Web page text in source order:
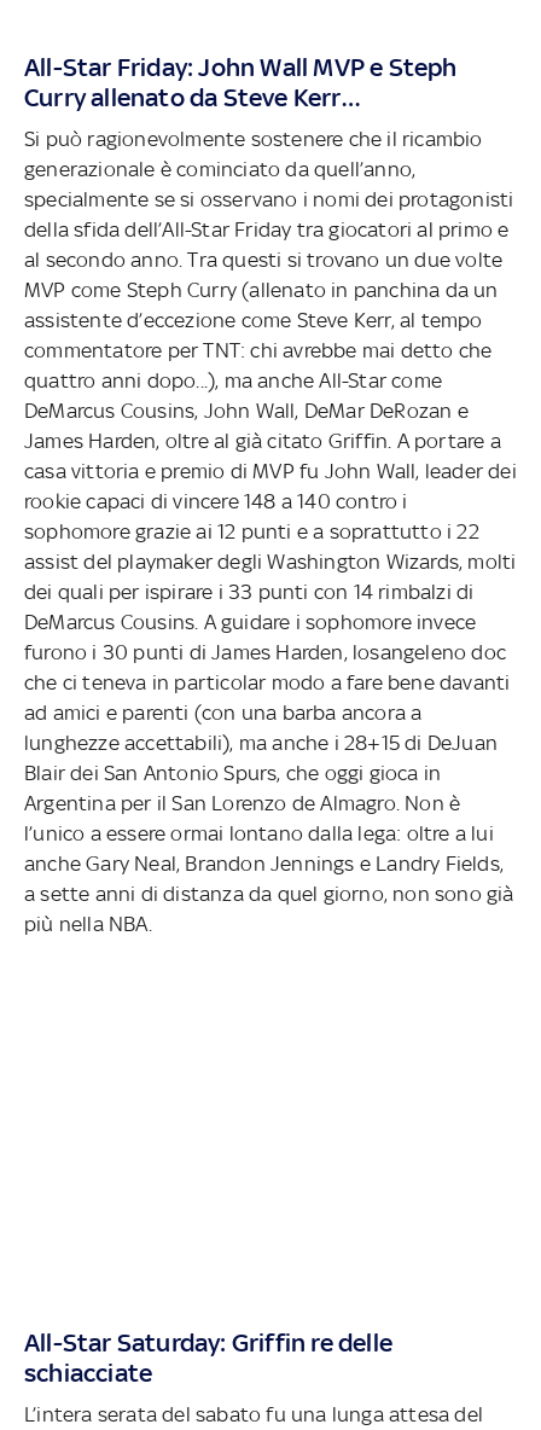
All-Star Friday: John Wall MVP e Steph
Curry allenato da Steve Kerr…
Si può ragionevolmente sostenere che il ricambio
generazionale è cominciato da quell’anno,
specialmente se si osservano i nomi dei protagonisti
della sfida dell’All-Star Friday tra giocatori al primo e
al secondo anno. Tra questi si trovano un due volte
MVP come Steph Curry (allenato in panchina da un
assistente d’eccezione come Steve Kerr, al tempo
commentatore per TNT: chi avrebbe mai detto che
quattro anni dopo...), ma anche All-Star come
DeMarcus Cousins, John Wall, DeMar DeRozan e
James Harden, oltre al già citato Griffin. A portare a
casa vittoria e premio di MVP fu John Wall, leader dei
rookie capaci di vincere 148 a 140 contro i
sophomore grazie ai 12 punti e a soprattutto i 22
assist del playmaker degli Washington Wizards, molti
dei quali per ispirare i 33 punti con 14 rimbalzi di
DeMarcus Cousins. A guidare i sophomore invece
furono i 30 punti di James Harden, losangeleno doc
che ci teneva in particolar modo a fare bene davanti
ad amici e parenti (con una barba ancora a
lunghezze accettabili), ma anche i 28+15 di DeJuan
Blair dei San Antonio Spurs, che oggi gioca in
Argentina per il San Lorenzo de Almagro. Non è
l’unico a essere ormai lontano dalla lega: oltre a lui
anche Gary Neal, Brandon Jennings e Landry Fields,
a sette anni di distanza da quel giorno, non sono già
più nella NBA.
All-Star Saturday: Griffin re delle
schiacciate
L’intera serata del sabato fu una lunga attesa del